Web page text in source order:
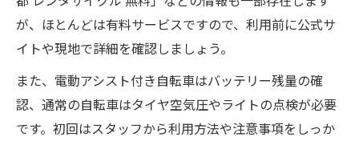
が、ほとんどは有料サービスですので、利用前に公式サ
イトや現地で詳細を確認しましょう。
また、電動アシスト付き自転車はバッテリー残量の確
認、通常の自転車はタイヤ空気圧やライトの点検が必要
です。初回はスタッフから利用方法や注意事項をしっか